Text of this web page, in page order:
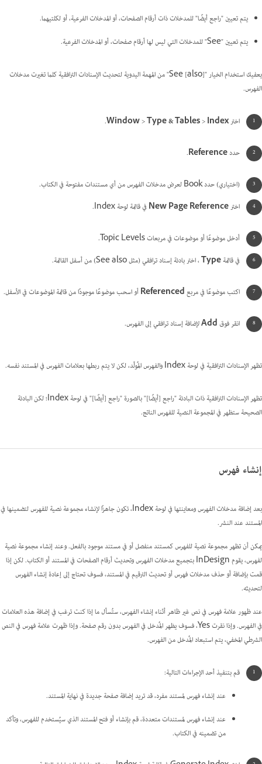
يتم تعيين "راجع أيضًا" للمدخلات ذات أرقام الصفحات، أو المدخلات الفرعية، أو لكلتيهما.
يتم تعيين "See" للمدخلات التي ليس لها أرقام صفحات، أو المدخلات الفرعية.
يعفيك استخدام الخيار "See [also]" من المهمة اليدوية لتحديث الإسنادات الترافقية كلما تغيرت مدخلات
الفهرس.
اختر Window>Type & Tables>Index
.
حددReference
.
(اختياري) حدد Book لعرض مدخلات الفهرس من أي مستندات مفتوحة في الكتاب.
اخترNew Page Referenceفي قائمة لوحة Index.
أدخل موضوعًا أو موضوعات في مربعات Topic Levels.
في قائمةType، اختر بادئة إسناد ترافقي (مثل See also) من أسفل القائمة.
اكتب موضوعًا في مربعReferencedأو اسحب موضوعًا موجودًا من قائمة الموضوعات في الأسفل.
انقر فوقAddلإضافة إسناد ترافقي إلى الفهرس.
تظهر الإسنادات الترافقية في لوحة Index والفهرس المُولَّد، لكن لا يتم ربطها بعلامات الفهرس في المستند نفسه.
تظهر الإسنادات الترافقية ذات البادئة "راجع [أيضًا]" بالصورة "راجع [أيضًا]" في لوحة Index؛ لكن البادئة
الصحيحة ستظهر في المجموعة النصية للفهرس الناتج.
إنشاء فهرس
بعد إضافة مدخلات الفهرس ومعاينتها في لوحة Index، تكون جاهزًا لإنشاء مجموعة نصية للفهرس لتضمينها في
المستند عند النشر.
يمكن أن تظهر مجموعة نصية للفهرس كمستند منفصل أو في مستند موجود بالفعل. وعند إنشاء مجموعة نصية
لفهرس، يقوم InDesign بتجميع مدخلات الفهرس وتحديث أرقام الصفحات في المستند أو الكتاب. لكن إذا
قمت بإضافة أو حذف مدخلات فهرس أو تحديث الترقيم في المستند، فسوف تحتاج إلى إعادة إنشاء الفهرس
لتحديثه.
عند ظهور علامة فهرس في نص غير ظاهر أثناء إنشاء الفهرس، ستُسأل ما إذا كنت ترغب في إضافة هذه العلامات
في الفهرس. وإذا نقرت Yes، فسوف يظهر المُدخل في الفهرس بدون رقم صفحة. وإذا ظهرت علامة فهرس في النص
الشرطي المخفي، يتم استبعاد المُدخل من الفهرس.
قم بتنفيذ أحد الإجراءات التالية:
عند إنشاء فهرس لمستند مفرد، قد تريد إضافة صفحة جديدة في نهاية المستند.
عند إنشاء فهرس لمستندات متعددة، قم بإنشاء أو فتح المستند الذي سيُستخدم للفهرس، وتأكد
من تضمينه في الكتاب.